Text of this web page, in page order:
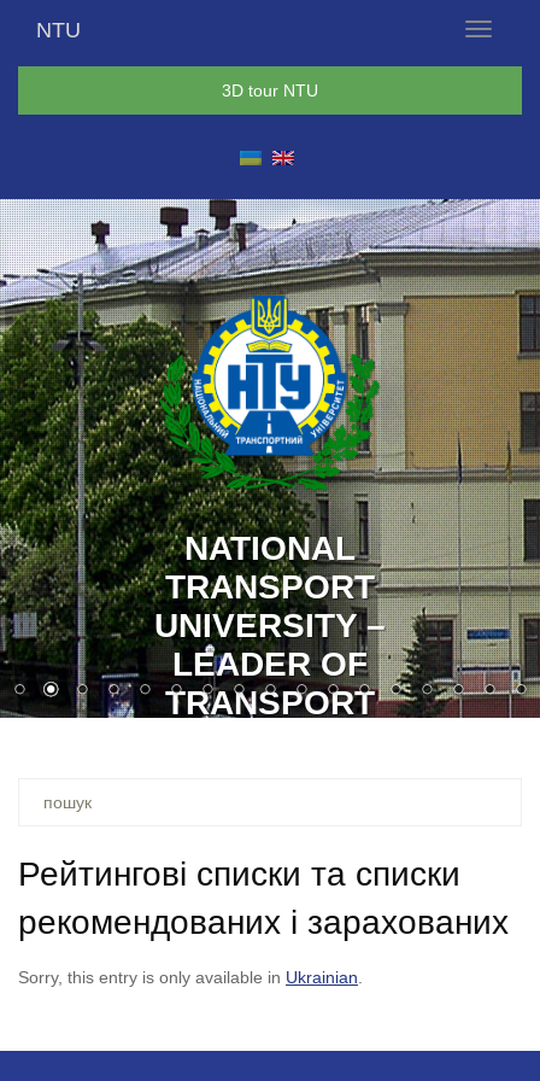
Menu
NTU
3D tour NTU
NATIONAL
TRANSPORT
UNIVERSITY –
LEADER OF
TRANSPORT
шукали
Рейтингові списки та списки
рекомендованих і зарахованих
Sorry, this entry is only available in Ukrainian